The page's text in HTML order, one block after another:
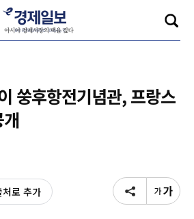
쑹후항전기념관, 프랑스
로 추가